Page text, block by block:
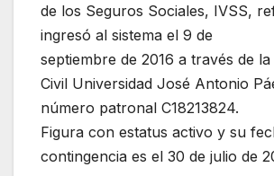
de los Seguros Sociales, IVSS,
ingresó al sistema el 9 de
septiembre de 2016 a través de
Civil Universidad José Antonio
número patronal C18213824.
Figura con estatus activo y su
contingencia es el 30 de julio de